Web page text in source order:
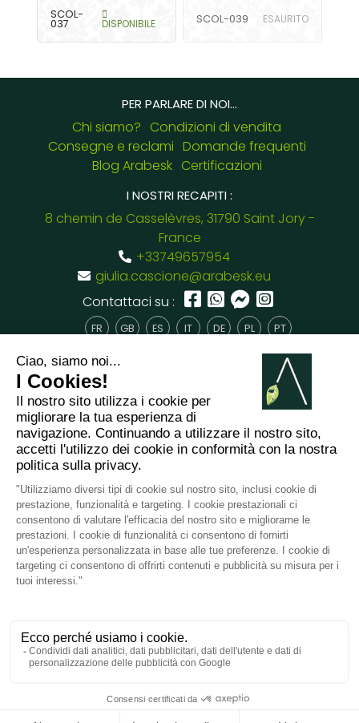
SCOL-
037 DISPONIBILE SCOL-039 ESAURITO
PER PARLARE DI NOI...
Chi siamo? Condizioni di vendita
Consegne e reclami Domande frequenti
Blog Arabesk Certificazioni
I NOSTRI RECAPITI :
8 chemin de Casselèvres, 31790 Saint Jory -
France
+33749657954
giulia.cascione@arabesk.eu
Contattaci su :
FR GB ES IT DE PL PT
2012 - 2026 ©
Arabesk |
LEGALE